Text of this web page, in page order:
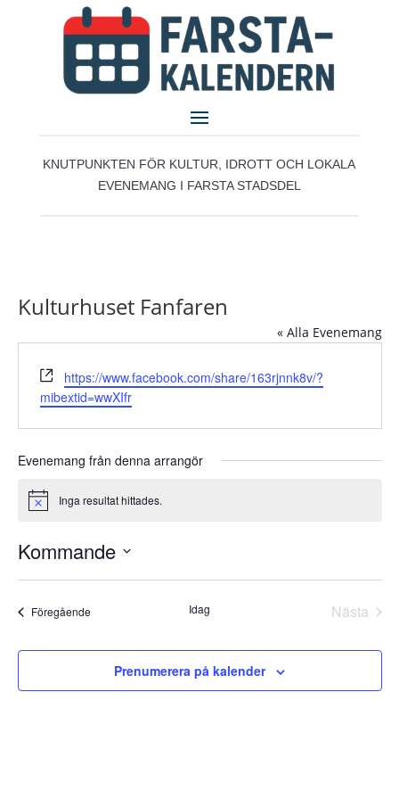
KNUTPUNKTEN FÖR KULTUR, IDROTT OCH LOKALA
EVENEMANG I FARSTA STADSDEL
Kulturhuset Fanfaren
« Alla Evenemang
Website
https://www.facebook.com/share/163rjnnk8v/?
mibextid=wwXIfr
Evenemang från denna arrangör
Notice Inga resultat hittades.
Kommande
FöregåendeEvenemang Idag
Nästa
Prenumerera på kalender